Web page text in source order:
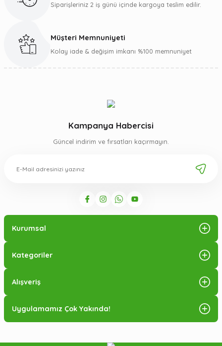
Gönder
Siparişleriniz 2 iş günü içinde kargoya teslim edilir.
Müşteri Memnuniyeti
Kolay iade & değişim imkanı %100 memnuniyet
Kampanya Habercisi
Güncel indirim ve fırsatları kaçırmayın.
Kurumsal
Kategoriler
Alışveriş
Uygulamamız Çok Yakında!